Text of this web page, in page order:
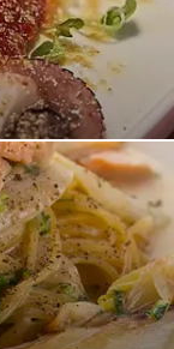
てる本格派の仕
最高の鮮度と品質
す調理法で、お客
よう、一皿一皿真